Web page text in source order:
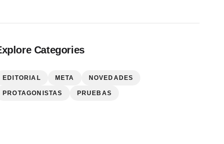
Categories
EDITORIAL META NOVEDADES
PROTAGONISTAS PRUEBAS